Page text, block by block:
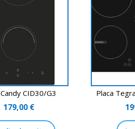
CID30/G3
179,00 €
Placa